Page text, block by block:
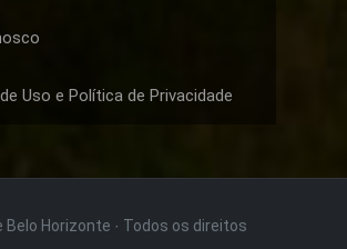
Uso e Política de Privacidade
Belo Horizonte · Todos os direitos